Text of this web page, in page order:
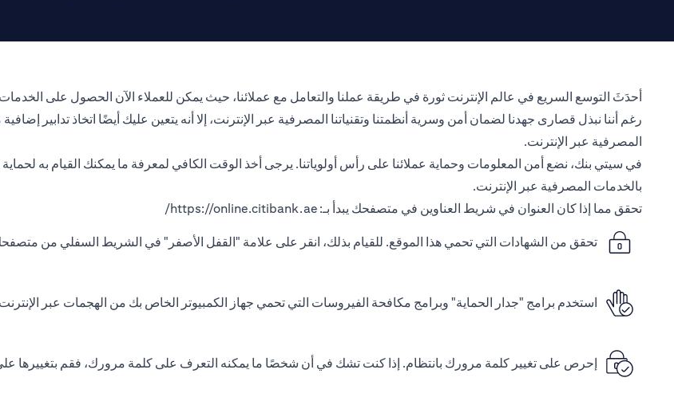
أحدَثَ التوسع السريع في عالم الإنترنت ثورة في طريقة عملنا والتعامل مع عملائنا، حيث يمكن للعملاء الآن الحصول على الخدمات المصرفية عبر الإنترنت
رغم أننا نبذل قصارى جهدنا لضمان أمن وسرية أنظمتنا وتقنياتنا المصرفية عبر الإنترنت، إلا أنه يتعين عليك أيضًا اتخاذ تدابير
المصرفية عبر الإنترنت.
في سيتي بنك، نضع أمن المعلومات وحماية عملائنا على رأس أولوياتنا. يرجى أخذ الوقت الكافي لمعرفة ما يمكنك القيام به
بالخدمات المصرفية عبر الإنترنت.
تحقق مما إذا كان العنوان في شريط العناوين في متصفحك يبدأ بـ: https://online.citibank.ae/
تحقق من الشهادات التي تحمي هذا الموقع. للقيام بذلك، انقر على علامة "القفل الأصفر" في الشريط السفلي من
استخدم برامج "جدار الحماية" وبرامج مكافحة الفيروسات التي تحمي جهاز الكمبيوتر الخاص بك من الهجمات عبر
إحرص على تغيير كلمة مرورك بانتظام. إذا كنت تشك في أن شخصًا ما يمكنه التعرف على كلمة مرورك، فقم بتغييرها